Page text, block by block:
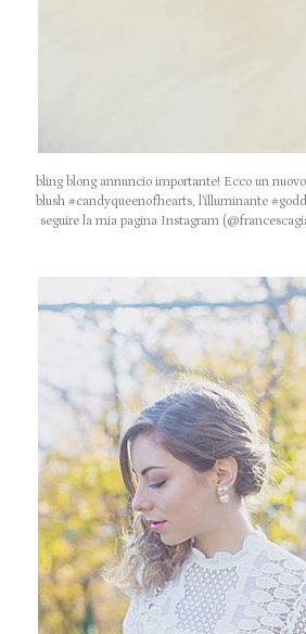
bling blong annuncio importante! Ecco un
blush #candyqueenofhearts, l’illuminante
seguire la mia pagina Instagram